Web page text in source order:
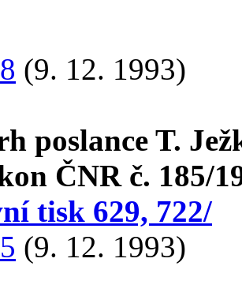
(9. 12. 1993)
poslance T.
ČNR č. 185/
tisk 629, 722/
(9. 12. 1993)